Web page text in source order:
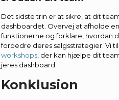
Det sidste trin er at sikre, at dit
dashboardet. Overvej at afholde
funktionerne og forklare, hvordan
forbedre deres salgsstrategier. Vi
workshops , der kan hjælpe dit
jeres dashboard.
Konklusion